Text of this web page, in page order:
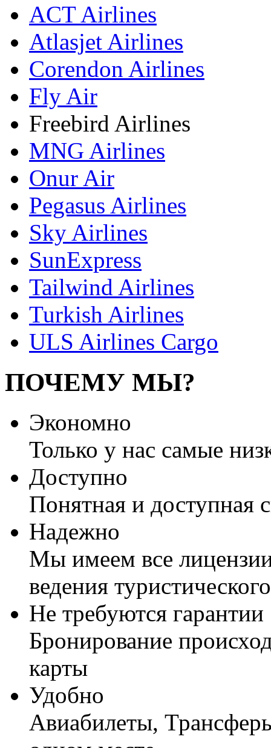
ACT Airlines
Atlasjet Airlines
Corendon Airlines
Fly Air
Freebird Airlines
MNG Airlines
Onur Air
Pegasus Airlines
Sky Airlines
SunExpress
Tailwind Airlines
Turkish Airlines
ULS Airlines Cargo
ПОЧЕМУ МЫ?
Экономно
Только у нас самые
Доступно
Понятная и доступная
Надежно
Мы имеем все
ведения
Не требуются гарантии
Бронирование
карты
Удобно
Авиабилеты,